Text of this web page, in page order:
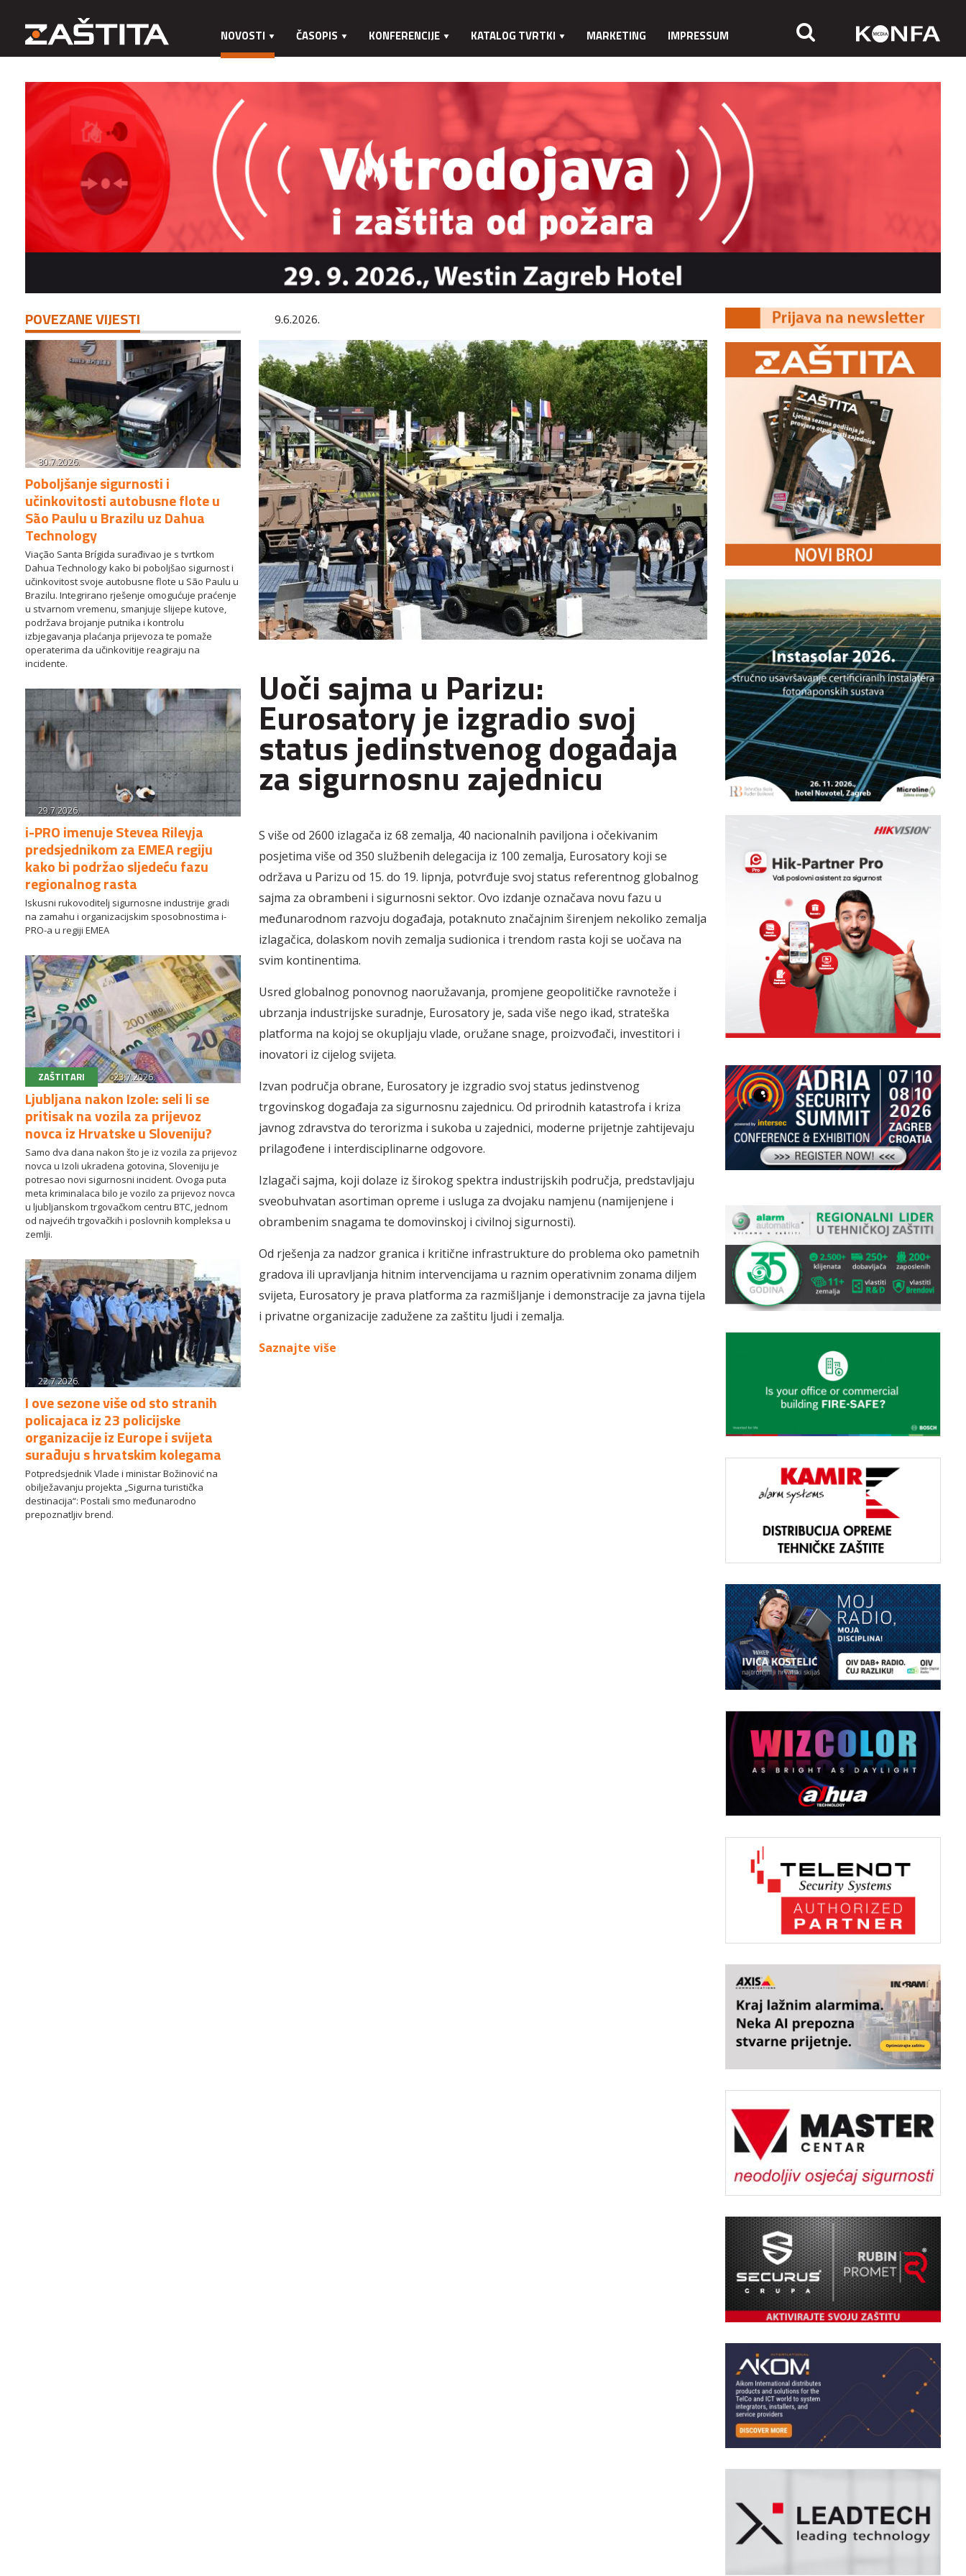
NOVOSTI ČASOPIS KONFERENCIJE KATALOG TVRTKI MARKETING IMPRESSUM
POVEZANE VIJESTI
30.7.2026.
Poboljšanje sigurnosti i
učinkovitosti autobusne flote u
São Paulu u Brazilu uz Dahua
Technology
Viação Santa Brígida surađivao je s tvrtkom
Dahua Technology kako bi poboljšao sigurnost i
učinkovitost svoje autobusne flote u São Paulu u
Brazilu. Integrirano rješenje omogućuje praćenje
u stvarnom vremenu, smanjuje slijepe kutove,
podržava brojanje putnika i kontrolu
izbjegavanja plaćanja prijevoza te pomaže
operaterima da učinkovitije reagiraju na
incidente.
29.7.2026.
i-PRO imenuje Stevea Rileyja
predsjednikom za EMEA regiju
kako bi podržao sljedeću fazu
regionalnog rasta
Iskusni rukovoditelj sigurnosne industrije gradi
na zamahu i organizacijskim sposobnostima i-
PRO-a u regiji EMEA
ZAŠTITARI 23.7.2026.
Ljubljana nakon Izole: seli li se
pritisak na vozila za prijevoz
novca iz Hrvatske u Sloveniju?
Samo dva dana nakon što je iz vozila za prijevoz
novca u Izoli ukradena gotovina, Sloveniju je
potresao novi sigurnosni incident. Ovoga puta
meta kriminalaca bilo je vozilo za prijevoz novca
u ljubljanskom trgovačkom centru BTC, jednom
od najvećih trgovačkih i poslovnih kompleksa u
zemlji.
22.7.2026.
I ove sezone više od sto stranih
policajaca iz 23 policijske
organizacije iz Europe i svijeta
surađuju s hrvatskim kolegama
Potpredsjednik Vlade i ministar Božinović na
obilježavanju projekta „Sigurna turistička
destinacija“: Postali smo međunarodno
prepoznatljiv brend.
9.6.2026.
Uoči sajma u Parizu:
Eurosatory je izgradio svoj
status jedinstvenog događaja
za sigurnosnu zajednicu
S više od 2600 izlagača iz 68 zemalja, 40 nacionalnih paviljona i očekivanim
posjetima više od 350 službenih delegacija iz 100 zemalja, Eurosatory koji se
održava u Parizu od 15. do 19. lipnja, potvrđuje svoj status referentnog globalnog
sajma za obrambeni i sigurnosni sektor. Ovo izdanje označava novu fazu u
međunarodnom razvoju događaja, potaknuto značajnim širenjem nekoliko zemalja
izlagačica, dolaskom novih zemalja sudionica i trendom rasta koji se uočava na
svim kontinentima.
Usred globalnog ponovnog naoružavanja, promjene geopolitičke ravnoteže i
ubrzanja industrijske suradnje, Eurosatory je, sada više nego ikad, strateška
platforma na kojoj se okupljaju vlade, oružane snage, proizvođači, investitori i
inovatori iz cijelog svijeta.
Izvan područja obrane, Eurosatory je izgradio svoj status jedinstvenog
trgovinskog događaja za sigurnosnu zajednicu. Od prirodnih katastrofa i kriza
javnog zdravstva do terorizma i sukoba u zajednici, moderne prijetnje zahtijevaju
prilagođene i interdisciplinarne odgovore.
Izlagači sajma, koji dolaze iz širokog spektra industrijskih područja, predstavljaju
sveobuhvatan asortiman opreme i usluga za dvojaku namjenu (namijenjene i
obrambenim snagama te domovinskoj i civilnoj sigurnosti).
Od rješenja za nadzor granica i kritične infrastrukture do problema oko pametnih
gradova ili upravljanja hitnim intervencijama u raznim operativnim zonama diljem
svijeta, Eurosatory je prava platforma za razmišljanje i demonstracije za javna tijela
i privatne organizacije zadužene za zaštitu ljudi i zemalja.
Saznajte više